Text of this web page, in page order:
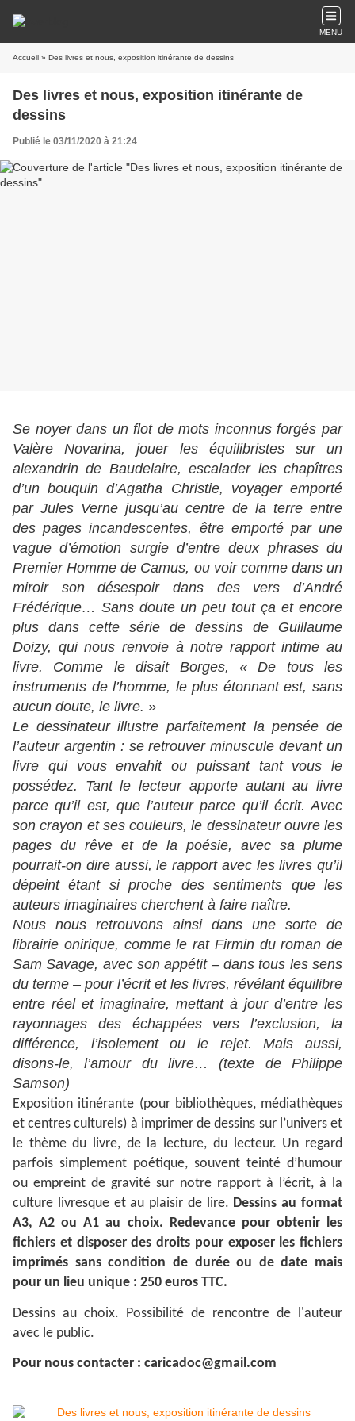
MENU
Accueil » Des livres et nous, exposition itinérante de dessins
Des livres et nous, exposition itinérante de
dessins
Publié le 03/11/2020 à 21:24
Se noyer dans un flot de mots inconnus forgés par
Valère Novarina, jouer les équilibristes sur un
alexandrin de Baudelaire, escalader les chapîtres
d’un bouquin d’Agatha Christie, voyager emporté
par Jules Verne jusqu’au centre de la terre entre
des pages incandescentes, être emporté par une
vague d’émotion surgie d’entre deux phrases du
Premier Homme de Camus, ou voir comme dans un
miroir son désespoir dans des vers d’André
Frédérique… Sans doute un peu tout ça et encore
plus dans cette série de dessins de Guillaume
Doizy, qui nous renvoie à notre rapport intime au
livre. Comme le disait Borges, « De tous les
instruments de l’homme, le plus étonnant est, sans
aucun doute, le livre. »
Le dessinateur illustre parfaitement la pensée de
l’auteur argentin : se retrouver minuscule devant un
livre qui vous envahit ou puissant tant vous le
possédez. Tant le lecteur apporte autant au livre
parce qu’il est, que l’auteur parce qu’il écrit. Avec
son crayon et ses couleurs, le dessinateur ouvre les
pages du rêve et de la poésie, avec sa plume
pourrait-on dire aussi, le rapport avec les livres qu’il
dépeint étant si proche des sentiments que les
auteurs imaginaires cherchent à faire naître.
Nous nous retrouvons ainsi dans une sorte de
librairie onirique, comme le rat Firmin du roman de
Sam Savage, avec son appétit – dans tous les sens
du terme – pour l’écrit et les livres, révélant équilibre
entre réel et imaginaire, mettant à jour d’entre les
rayonnages des échappées vers l’exclusion, la
différence, l’isolement ou le rejet. Mais aussi,
disons-le, l’amour du livre… (texte de Philippe
Samson)
Exposition itinérante (pour bibliothèques, médiathèques
et centres culturels) à imprimer de dessins sur l’univers et
le thème du livre, de la lecture, du lecteur. Un regard
parfois simplement poétique, souvent teinté d’humour
ou empreint de gravité sur notre rapport à l’écrit, à la
culture livresque et au plaisir de lire. Dessins au format
A3, A2 ou A1 au choix. Redevance pour obtenir les
fichiers et disposer des droits pour exposer les fichiers
imprimés sans condition de durée ou de date mais
pour un lieu unique : 250 euros TTC.
Dessins au choix. Possibilité de rencontre de l'auteur
avec le public.
Pour nous contacter : caricadoc@gmail.com